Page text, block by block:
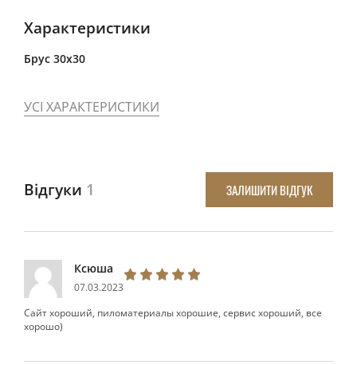
Характеристики
Брус 30x30
УСІ ХАРАКТЕРИСТИКИ
Відгуки 1 ЗАЛИШИТИ ВІДГУК
Ксюша
07.03.2023
Сайт хороший, пиломатериалы хорошие, сервис хороший, все
хорошо)